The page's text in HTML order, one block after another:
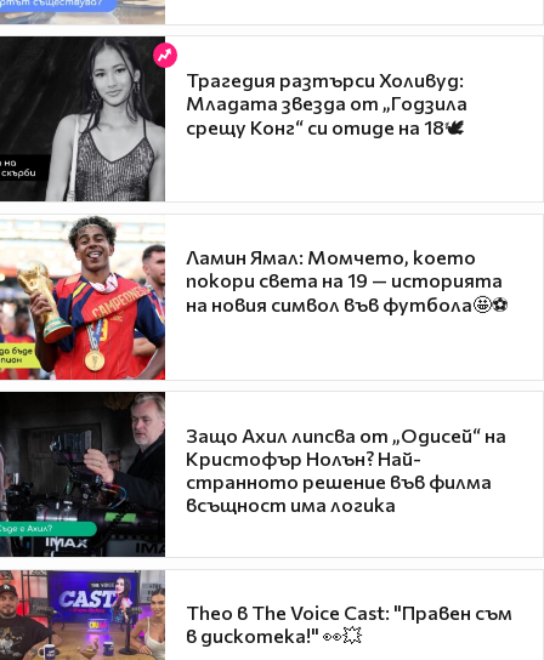
Трагедия разтърси Холивуд:
Младата звезда от „Годзила
срещу Конг“ си отиде на 18🕊️
Ламин Ямал: Момчето, което
покори света на 19 — историята
на новия символ във футбола🤩⚽
Защо Ахил липсва от „Одисей“ на
Кристофър Нолън? Най-
странното решение във филма
всъщност има логика
Theo в The Voice Cast: "Правен съм
в дискотека!" 👀💥